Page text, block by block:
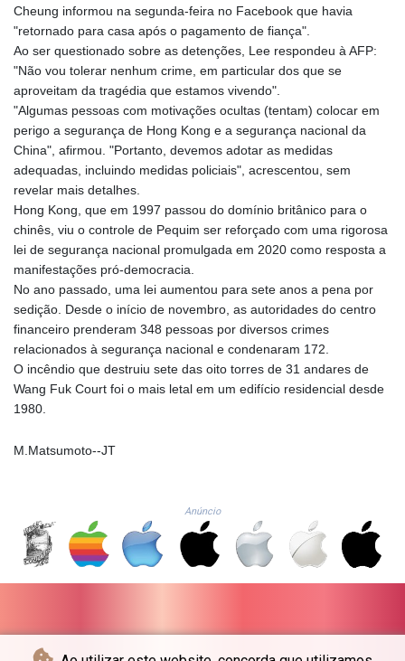
MMK
2419.273024
MNT
4143.630364
MRU 46.227284
MUR 54.091068
MVR 17.814877
MWK
MXN 19.827749
MYR 4.717706
MZN 73.617371
NGN 1570.51294
NIO 42.394946
NOK 10.986524
NPR 175.42192
NZD 1.963847
OMR 0.443071
PYG 6852.83835
QAR 4.211344
RON 5.255707
RSD 117.398041
Cheung informou na segunda-feira no Facebook que havia
"retornado para casa após o pagamento de fiança".
Ao ser questionado sobre as detenções, Lee respondeu à AFP:
"Não vou tolerar nenhum crime, em particular dos que se
aproveitam da tragédia que estamos vivendo".
"Algumas pessoas com motivações ocultas (tentam) colocar em
perigo a segurança de Hong Kong e a segurança nacional da
China", afirmou. "Portanto, devemos adotar as medidas
adequadas, incluindo medidas policiais", acrescentou, sem
revelar mais detalhes.
Hong Kong, que em 1997 passou do domínio britânico para o
chinês, viu o controle de Pequim ser reforçado com uma rigorosa
lei de segurança nacional promulgada em 2020 como resposta a
manifestações pró-democracia.
No ano passado, uma lei aumentou para sete anos a pena por
sedição. Desde o início de novembro, as autoridades do centro
financeiro prenderam 348 pessoas por diversos crimes
relacionados à segurança nacional e condenaram 172.
O incêndio que destruiu sete das oito torres de 31 andares de
Wang Fuk Court foi o mais letal em um edifício residencial desde
1980.
M.Matsumoto--JT
Anúncio